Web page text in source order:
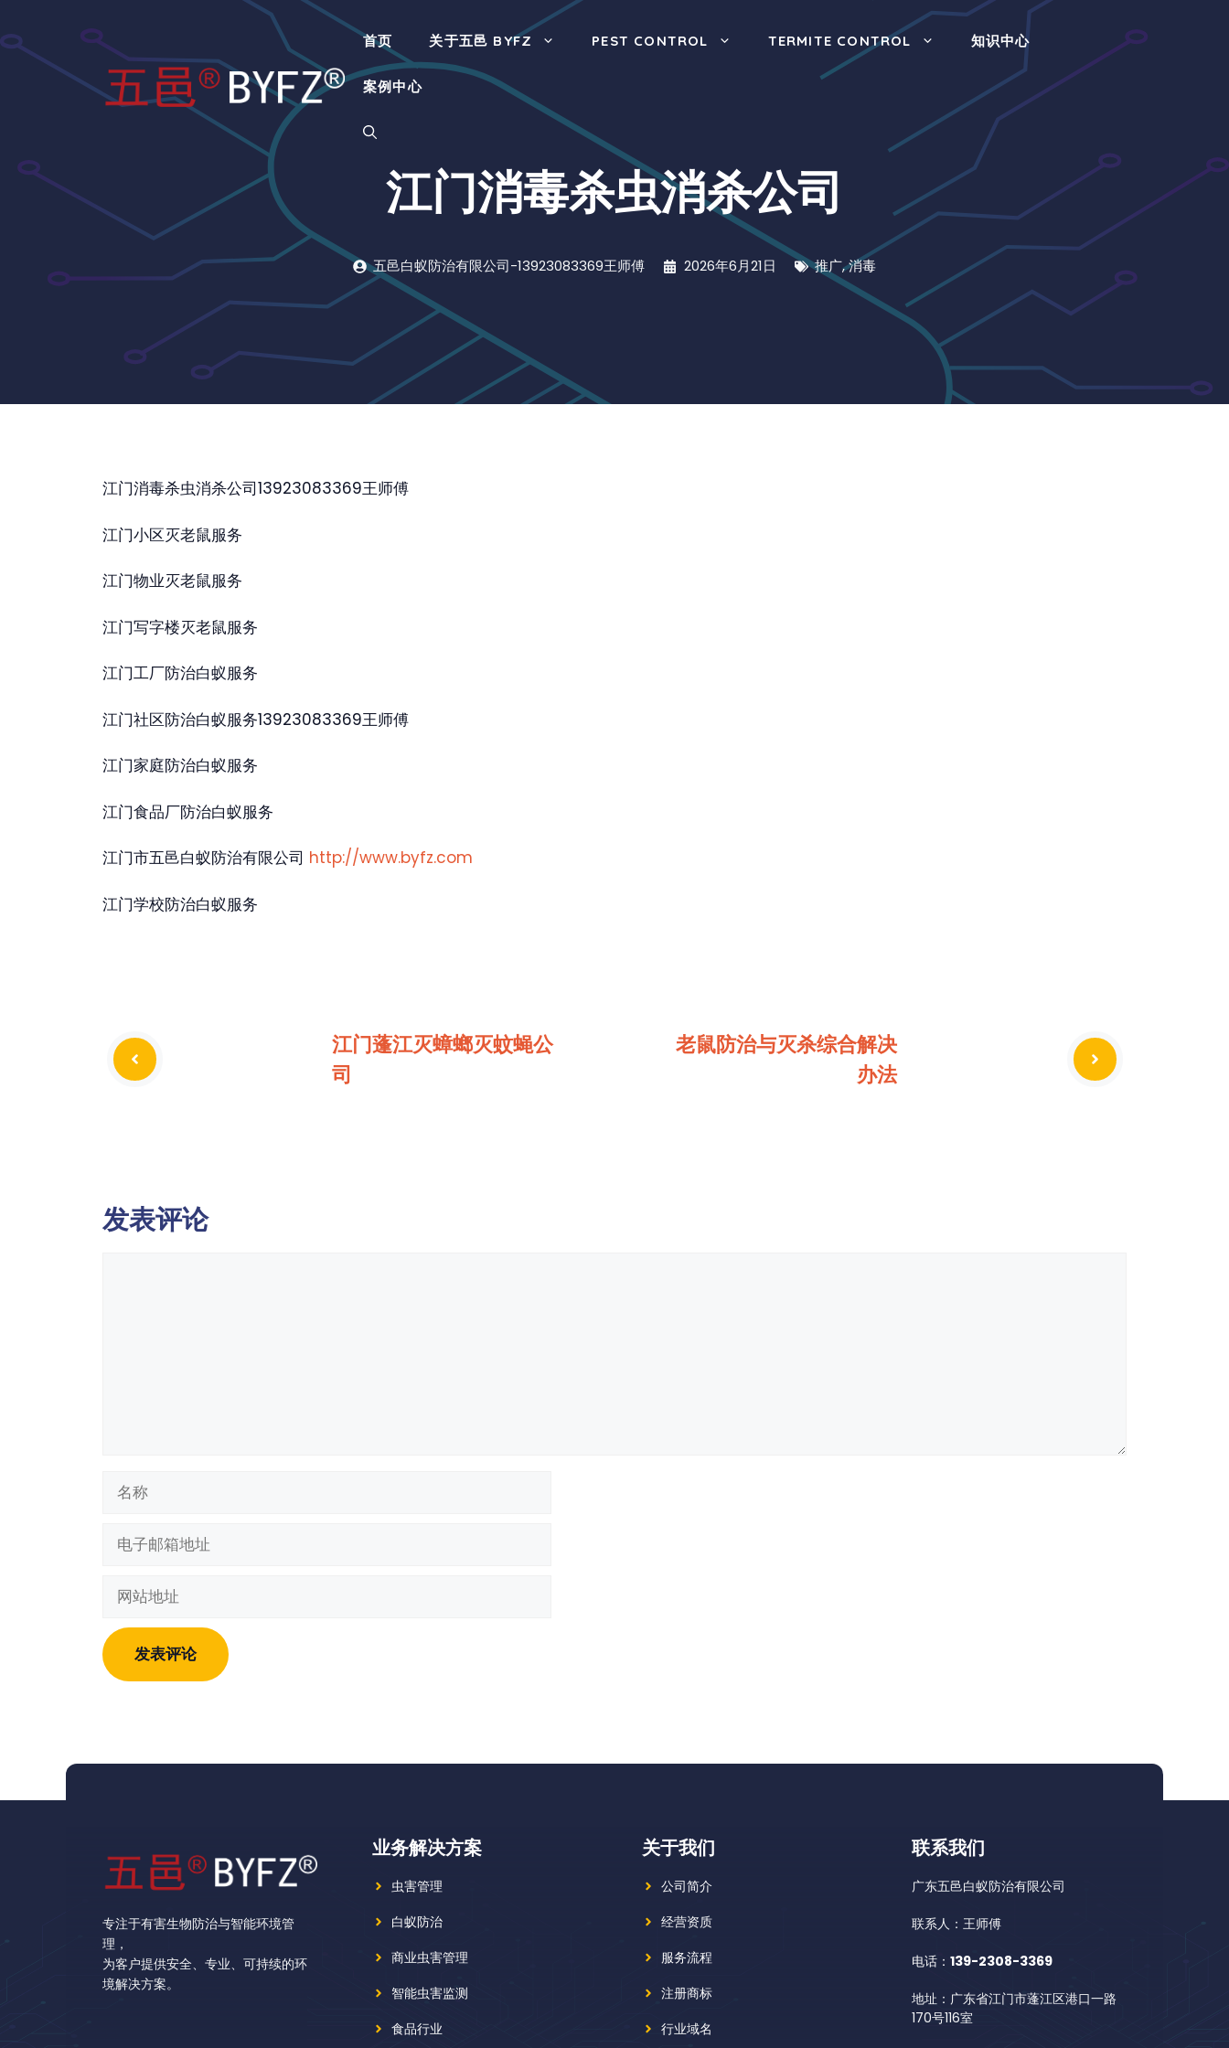
至
内
首页 关于五邑 BYFZ PEST CONTROL TERMITE CONTROL 知识中心
案例中心
江门消毒杀虫消杀公司
五邑白蚁防治有限公司-13923083369王师傅 2026年6月21日 推广,消毒
江门消毒杀虫消杀公司13923083369王师傅
江门小区灭老鼠服务
江门物业灭老鼠服务
江门写字楼灭老鼠服务
江门工厂防治白蚁服务
江门社区防治白蚁服务13923083369王师傅
江门家庭防治白蚁服务
江门食品厂防治白蚁服务
江门市五邑白蚁防治有限公司 http://www.byfz.com
江门学校防治白蚁服务
江门蓬江灭蟑螂灭蚊蝇公
司
老鼠防治与灭杀综合解决
办法
发表评论
址
地
址
专注于有害生物防治与智能环境管
理，
为客户提供安全、专业、可持续的环
境解决方案。
业务解决方案
虫害管理
白蚁防治
商业虫害管理
智能虫害监测
食品行业
关于我们
公司简介
经营资质
服务流程
注册商标
行业域名
联系我们
广东五邑白蚁防治有限公司
联系人：王师傅
电话： 139-2308-3369
地址：广东省江门市蓬江区港口一路
170号116室